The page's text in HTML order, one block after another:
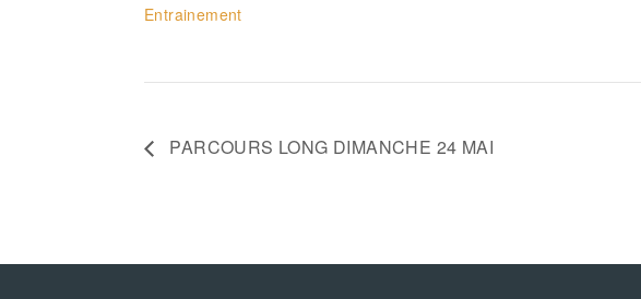
Entrainement
PARCOURS LONG DIMANCHE 24 MAI